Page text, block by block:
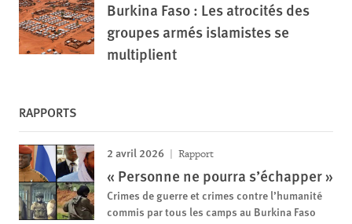
Burkina Faso : Les atrocités des
groupes armés islamistes se
multiplient
RAPPORTS
2 avril 2026 Rapport
« Personne ne pourra s’échapper »
Crimes de guerre et crimes contre l’humanité
commis par tous les camps au Burkina Faso